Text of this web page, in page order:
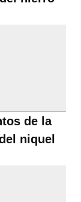
de la
niquel